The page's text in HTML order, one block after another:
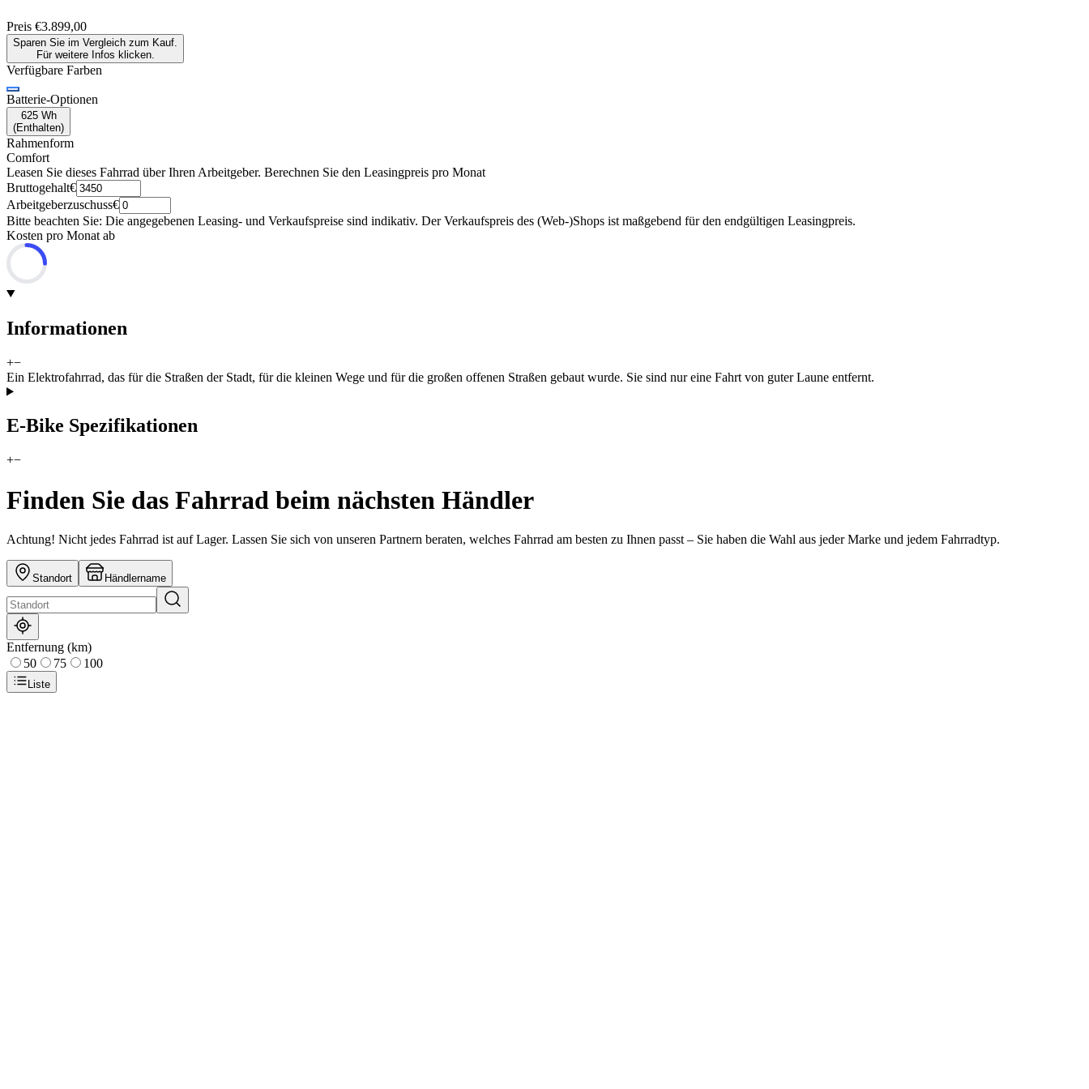
Preis €3.899,00
Sparen Sie im Vergleich zum Kauf.
Für weitere Infos klicken.
Verfügbare Farben
Batterie-Optionen
625 Wh
(Enthalten)
Rahmenform
Comfort
Leasen Sie dieses Fahrrad über Ihren Arbeitgeber. Berechnen Sie den Leasingpreis pro Monat
Bruttogehalt€
Arbeitgeberzuschuss€
Bitte beachten Sie: Die angegebenen Leasing- und Verkaufspreise sind indikativ. Der Verkaufspreis des (Web-)Shops ist maßgebend für den endgültigen Leasingpreis.
Kosten pro Monat ab
Informationen
+−
Ein Elektrofahrrad, das für die Straßen der Stadt, für die kleinen Wege und für die großen offenen Straßen gebaut wurde. Sie sind nur eine Fahrt von guter Laune entfernt.
E-Bike Spezifikationen
+−
Finden Sie das Fahrrad beim nächsten Händler
Achtung! Nicht jedes Fahrrad ist auf Lager. Lassen Sie sich von unseren Partnern beraten, welches Fahrrad am besten zu Ihnen passt – Sie haben die Wahl aus jeder Marke und jedem Fahrradtyp.
Standort Händlername
Entfernung (km)
50
75 100
Liste